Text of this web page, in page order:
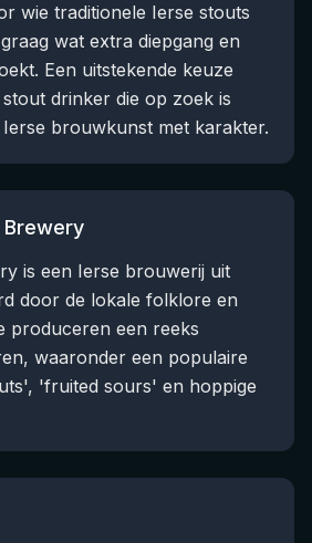
wie traditionele Ierse stouts
wat extra diepgang en
Een uitstekende keuze
drinker die op zoek is
brouwkunst met karakter.
Brewery
is een Ierse brouwerij uit
door de lokale folklore en
produceren een reeks
waaronder een populaire
'fruited sours' en hoppige